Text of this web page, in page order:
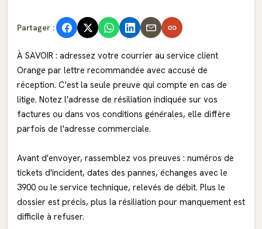
Partager :
À SAVOIR : adressez votre courrier au service client
Orange par lettre recommandée avec accusé de
réception. C'est la seule preuve qui compte en cas de
litige. Notez l'adresse de résiliation indiquée sur vos
factures ou dans vos conditions générales, elle diffère
parfois de l'adresse commerciale.
Avant d'envoyer, rassemblez vos preuves : numéros de
tickets d'incident, dates des pannes, échanges avec le
3900 ou le service technique, relevés de débit. Plus le
dossier est précis, plus la résiliation pour manquement est
difficile à refuser.